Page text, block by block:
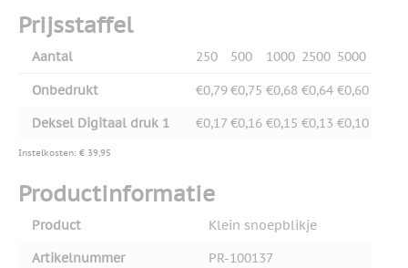
Prijsstaffel
Aantal 250 500 1000 2500 5000
Onbedrukt €0,79€0,75 €0,68 €0,64 €0,60
Deksel Digitaal druk 1
€0,17 €0,16 €0,15 €0,13 €0,10
Instelkosten: € 39,95
Productinformatie
Product
Klein snoepblikje
Artikelnummer
PR-100137